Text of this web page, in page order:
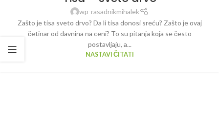
wp-rasadnikmihalek
Zašto je tisa sveto drvo? Da li tisa donosi sreću? Zašto je ovaj
četinar od davnina na ceni? To su pitanja koja se često
postavljaju, a...
NASTAVI ČITATI